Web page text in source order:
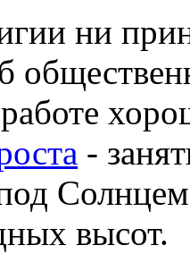
ни
-
под
высот.